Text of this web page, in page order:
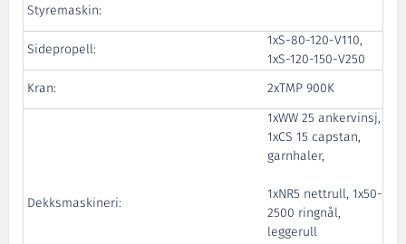
Styremaskin:
Sidepropell:
1xS-80-120-V110,
1xS-120-150-V250
Kran:
2xTMP 900K
Dekksmaskineri:
1xWW 25 ankervinsj,
1xCS 15 capstan,
garnhaler,
1xNR5 nettrull, 1x50-
2500 ringnål,
leggerull